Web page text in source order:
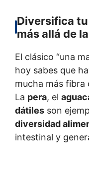
Diversifica
más allá de
El clásico “una
hoy sabes que
mucha más fibra
La pera, el
dátiles son
diversidad
intestinal y